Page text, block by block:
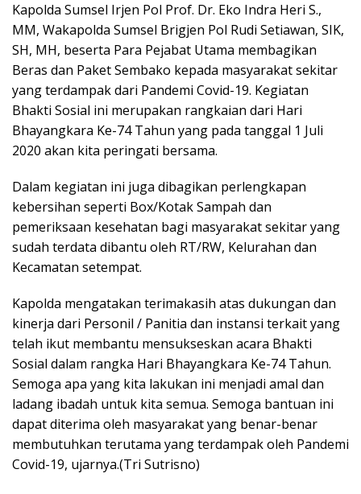
Kapolda Sumsel Irjen Pol Prof. Dr. Eko Indra Heri S.,
MM, Wakapolda Sumsel Brigjen Pol Rudi Setiawan, SIK,
SH, MH, beserta Para Pejabat Utama membagikan
Beras dan Paket Sembako kepada masyarakat sekitar
yang terdampak dari Pandemi Covid-19. Kegiatan
Bhakti Sosial ini merupakan rangkaian dari Hari
Bhayangkara Ke-74 Tahun yang pada tanggal 1 Juli
2020 akan kita peringati bersama.
Dalam kegiatan ini juga dibagikan perlengkapan
kebersihan seperti Box/Kotak Sampah dan
pemeriksaan kesehatan bagi masyarakat sekitar yang
sudah terdata dibantu oleh RT/RW, Kelurahan dan
Kecamatan setempat.
Kapolda mengatakan terimakasih atas dukungan dan
kinerja dari Personil / Panitia dan instansi terkait yang
telah ikut membantu mensukseskan acara Bhakti
Sosial dalam rangka Hari Bhayangkara Ke-74 Tahun.
Semoga apa yang kita lakukan ini menjadi amal dan
ladang ibadah untuk kita semua. Semoga bantuan ini
dapat diterima oleh masyarakat yang benar-benar
membutuhkan terutama yang terdampak oleh Pandemi
Covid-19, ujarnya.(Tri Sutrisno)